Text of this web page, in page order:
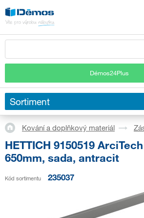
Démos24Plus
Sortiment
Kování a doplňkový materiál
HETTICH 9150519
650mm, sada, antracit
Kód sortimentu 235037